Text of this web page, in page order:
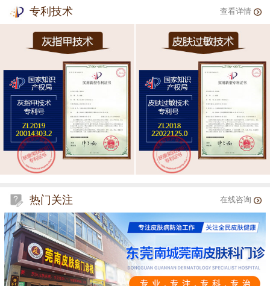
专利技术 查看详情
热门关注 在线咨询